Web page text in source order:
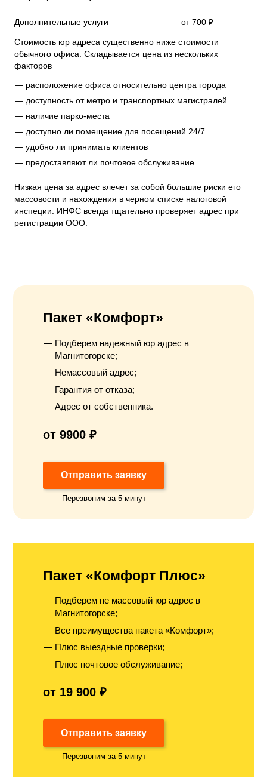
Дополнительные услуги от 700 ₽
Стоимость юр адреса существенно ниже стоимости
обычного офиса. Складывается цена из нескольких
факторов
расположение офиса относительно центра города
доступность от метро и транспортных магистралей
наличие парко-места
доступно ли помещение для посещений 24/7
удобно ли принимать клиентов
предоставляют ли почтовое обслуживание
Низкая цена за адрес влечет за собой большие риски его
массовости и нахождения в черном списке налоговой
инспеции. ИНФС всегда тщательно проверяет адрес при
регистрации ООО.
Пакет «Комфорт»
Подберем надежный юр адрес в
Магнитогорске;
Немассовый адрес;
Гарантия от отказа;
Адрес от собственника.
от 9900 ₽
Отправить заявку
Перезвоним за 5 минут
Пакет «Комфорт Плюс»
Подберем не массовый юр адрес в
Магнитогорске;
Все преимущества пакета «Комфорт»;
Плюс выездные проверки;
Плюс почтовое обслуживание;
от 19 900 ₽
Отправить заявку
Перезвоним за 5 минут